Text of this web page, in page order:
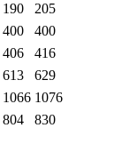
190
205
400
400
406
416
613
629
1066 1076
804 830